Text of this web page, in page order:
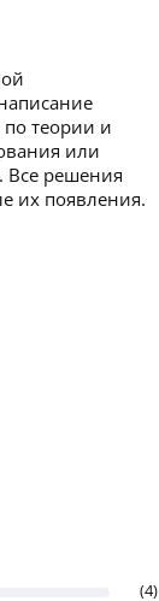
теории и
или
Все решения
их появления.
(4)